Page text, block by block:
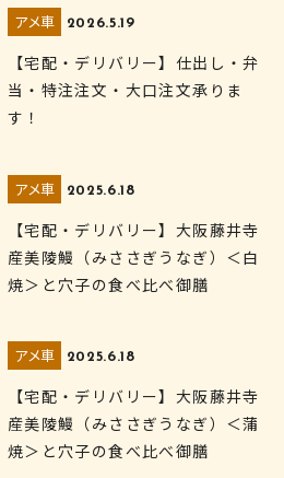
アメ車 2026.5.19
【宅配・デリバリー】仕出し・弁
当・特注注文・大口注文承りま
す！
アメ車 2025.6.18
【宅配・デリバリー】大阪藤井寺
産美陵鰻（みささぎうなぎ）＜白
焼＞と穴子の食べ比べ御膳
アメ車 2025.6.18
【宅配・デリバリー】大阪藤井寺
産美陵鰻（みささぎうなぎ）＜蒲
焼＞と穴子の食べ比べ御膳